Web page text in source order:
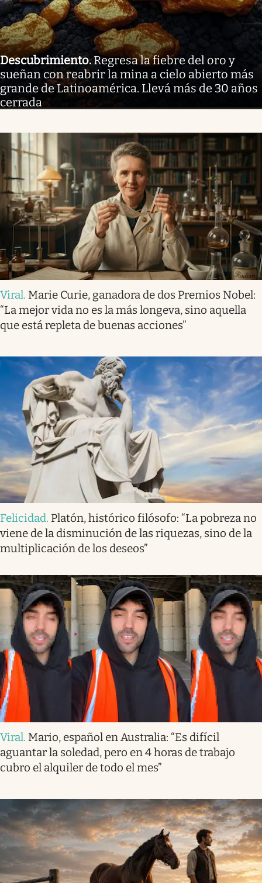
Descubrimiento.Regresa la fiebre del oro y
sueñan con reabrir la mina a cielo abierto más
grande de Latinoamérica. Llevá más de 30 años
cerrada
Viral. Marie Curie, ganadora de dos Premios Nobel:
“La mejor vida no es la más longeva, sino aquella
que está repleta de buenas acciones”
Felicidad. Platón, histórico filósofo: “La pobreza no
viene de la disminución de las riquezas, sino de la
multiplicación de los deseos”
Viral. Mario, español en Australia: “Es difícil
aguantar la soledad, pero en 4 horas de trabajo
cubro el alquiler de todo el mes”